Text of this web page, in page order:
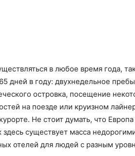
в любое время года,
дней в году: двухнедельное
островка, посещение
на поезде или круизном
Не стоит думать, что
здесь существует масса
отелей для людей с разным